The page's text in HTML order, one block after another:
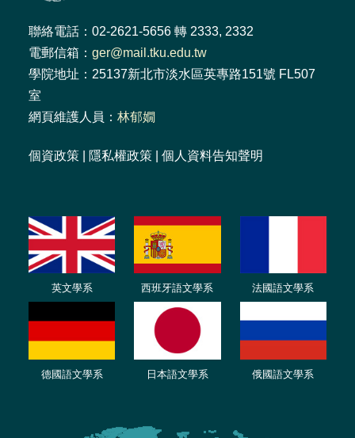
聯絡電話：02-2621-5656 轉 2333, 2332
電郵信箱： ger@mail.tku.edu.tw
學院地址：25137新北市淡水區英專路151號 FL507
室
網頁維護人員： 林郁嫺
個資政策 隱私權政策 個人資料告知聲明
英文學系 西班牙語文學系 法國語文學系
德國語文學系 日本語文學系 俄國語文學系